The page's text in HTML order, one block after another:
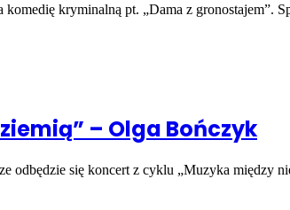
kryminalną pt. „Dama z gronostajem”.
– Olga Bończyk
odbędzie się koncert z cyklu „Muzyka między